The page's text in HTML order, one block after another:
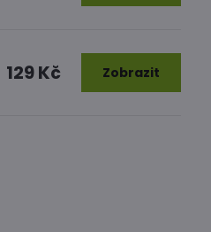
129 Kč Zobrazit